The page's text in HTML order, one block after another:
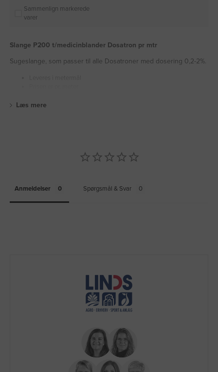
Sammenlign markerede
varer
Slange P200 t/medicinblander Dosatron pr mtr
Sugeslange, som passer til alle Dosatroner med dosering 0,2-2%.
Læs mere
Anmeldelser Spørgsmål & Svar